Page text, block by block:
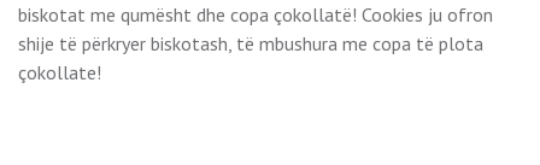
biskotat me qumësht dhe copa çokollatë! Cookies ju ofron
shije të përkryer biskotash, të mbushura me copa të plota
çokollate!